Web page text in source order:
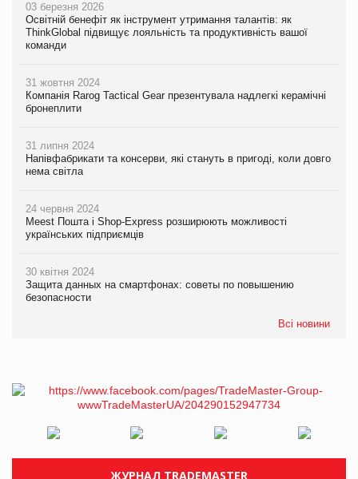
03 березня 2026
Освітній бенефіт як інструмент утримання талантів: як
ThinkGlobal підвищує лояльність та продуктивність вашої
команди
31 жовтня 2024
Компанія Rarog Tactical Gear презентувала надлегкі керамічні
бронеплити
31 липня 2024
Напівфабрикати та консерви, які стануть в пригоді, коли довго
нема світла
24 червня 2024
Meest Пошта і Shop-Express розширюють можливості
українських підприємців
30 квітня 2024
Защита данных на смартфонах: советы по повышению
безопасности
Всі новини
ЖУРНАЛ TRADEMASTER